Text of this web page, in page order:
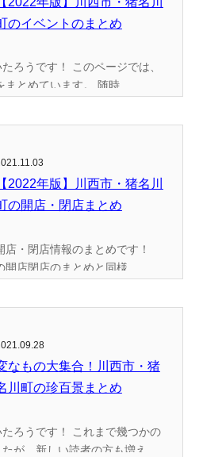
のイベントのまとめ
ろうです！ このページでは、
とめています。 随時...
【2022年版】川西市・猪名川
の開店・閉店まとめ
・閉店情報のまとめです！
開店閉店のまとめと同様...
なもの大集合！川西市・猪
川町の珍百景まとめ
ろうです！ これまで幾つかの
が、新しい読者の方も増え...